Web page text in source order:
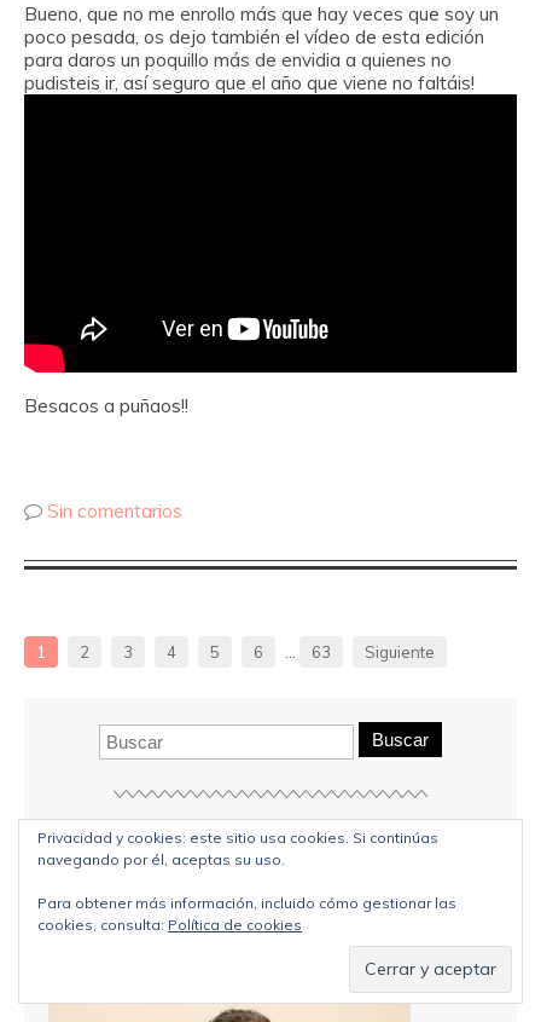
Bueno, que no me enrollo más que hay veces que soy un
poco pesada, os dejo también el vídeo de esta edición
para daros un poquillo más de envidia a quienes no
pudisteis ir, así seguro que el año que viene no faltáis!
Besacos a puñaos!!
Sin comentarios
1 2 3 4 5 6 63 Siguiente
Buscar
Privacidad y cookies: este sitio usa cookies. Si continúas
navegando por él, aceptas su uso.
Para obtener más información, incluido cómo gestionar las
cookies, consulta: Política de cookies